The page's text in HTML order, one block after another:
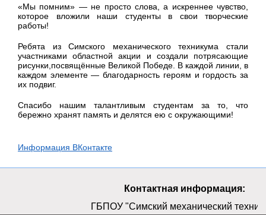
«Мы помним» — не просто слова, а искреннее чувство,
которое вложили наши студенты в свои творческие
работы!
Ребята из Симского механического техникума стали
участниками областной акции и создали потрясающие
рисунки,посвящённые Великой Победе. В каждой линии, в
каждом элементе — благодарность героям и гордость за
их подвиг.
Спасибо нашим талантливым студентам за то, что
бережно хранят память и делятся ею с окружающими!
Информация ВКонтакте
Контактная информация:
ГБПОУ "Симский механический